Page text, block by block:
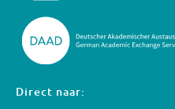
Direct naar: